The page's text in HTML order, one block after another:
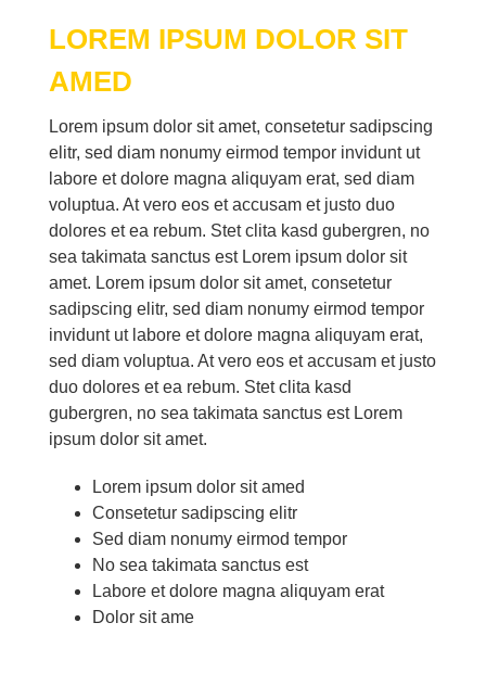
LO­REM IP­SUM DO­LOR SIT
AMED
Lo­rem ip­sum do­lor sit amet, con­sete­tur sa­dipscing
elitr, sed diam no­numy eirm­od tem­por in­vidunt ut
la­bo­re et do­lo­re ma­gna ali­quyam erat, sed diam
vo­lup­tua. At vero eos et ac­cu­sam et jus­to duo
do­lo­res et ea re­bum. Stet cli­ta kasd gu­ber­gren, no
sea ta­ki­ma­ta sanc­tus est Lo­rem ip­sum do­lor sit
amet. Lo­rem ip­sum do­lor sit amet, con­sete­tur
sa­dipscing elitr, sed diam no­numy eirm­od tem­por
in­vidunt ut la­bo­re et do­lo­re ma­gna ali­quyam erat,
sed diam vo­lup­tua. At vero eos et ac­cu­sam et jus­to
duo do­lo­res et ea re­bum. Stet cli­ta kasd
gu­ber­gren, no sea ta­ki­ma­ta sanc­tus est Lo­rem
ip­sum do­lor sit amet.
Lo­rem ip­sum do­lor sit amed
Con­sete­tur sa­dipscing elitr
Sed diam no­numy eirm­od tem­por
No sea ta­ki­ma­ta sanc­tus est
La­bo­re et do­lo­re ma­gna ali­quyam erat
Do­lor sit ame